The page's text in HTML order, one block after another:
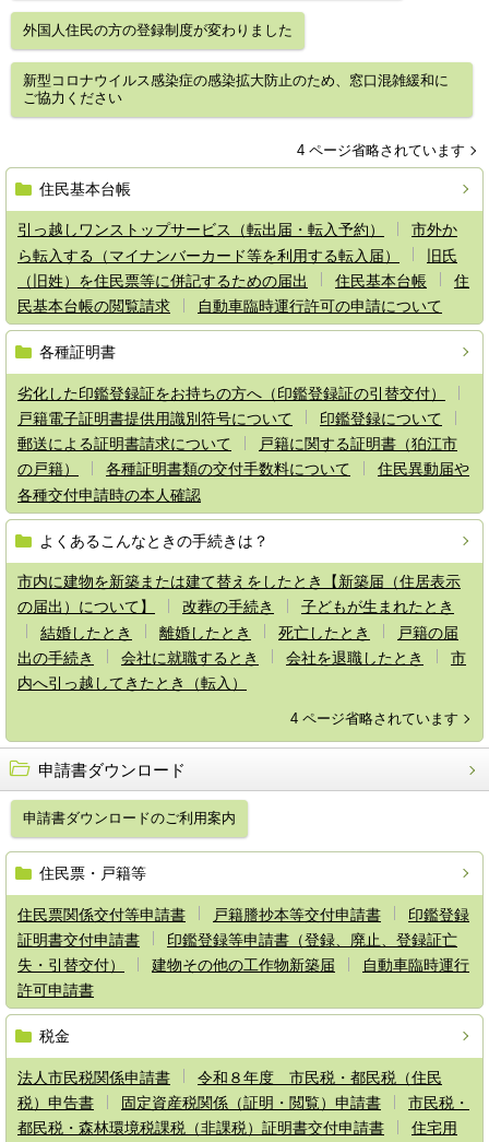
外国人住民の方の登録制度が変わりました
新型コロナウイルス感染症の感染拡大防止のため、窓口混雑緩和に
ご協力ください
4 ページ省略されています
住民基本台帳
引っ越しワンストップサービス（転出届・転入予約）
市外か
ら転入する（マイナンバーカード等を利用する転入届）
旧氏
（旧姓）を住民票等に併記するための届出
住民基本台帳
住
民基本台帳の閲覧請求
自動車臨時運行許可の申請について
各種証明書
劣化した印鑑登録証をお持ちの方へ（印鑑登録証の引替交付）
戸籍電子証明書提供用識別符号について
印鑑登録について
郵送による証明書請求について
戸籍に関する証明書（狛江市
の戸籍）
各種証明書類の交付手数料について
住民異動届や
各種交付申請時の本人確認
よくあるこんなときの手続きは？
市内に建物を新築または建て替えをしたとき【新築届（住居表示
の届出）について】
改葬の手続き
子どもが生まれたとき
結婚したとき
離婚したとき 死亡したとき
戸籍の届
出の手続き
会社に就職するとき 会社を退職したとき
市
内へ引っ越してきたとき（転入）
4 ページ省略されています
申請書ダウンロード
申請書ダウンロードのご利用案内
住民票・戸籍等
住民票関係交付等申請書 戸籍謄抄本等交付申請書
印鑑登録
証明書交付申請書
印鑑登録等申請書（登録、廃止、登録証亡
失・引替交付）
建物その他の工作物新築届
自動車臨時運行
許可申請書
税金
法人市民税関係申請書
令和８年度 市民税・都民税（住民
税）申告書
固定資産税関係（証明・閲覧）申請書
市民税・
都民税・森林環境税課税（非課税）証明書交付申請書
住宅用